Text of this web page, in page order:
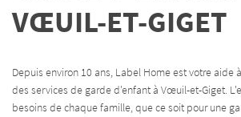
 Adresse email de réception
formulaire de désinscription.
INSCRIPTION
VŒUIL-ET-GIGET
Depuis environ 10 ans, Label Home est votre aide
des services de garde d'enfant à Vœuil-et-Giget.
besoins de chaque famille, que ce soit pour une